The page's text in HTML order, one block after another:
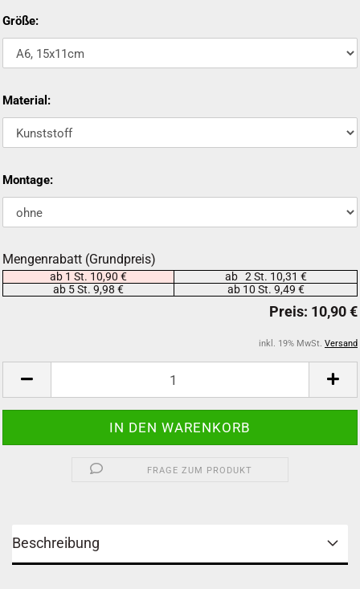
Größe:
Material:
Montage:
Mengenrabatt (Grundpreis)
ab 1 St. 10,90 €
ab 2 St. 10,31 €
ab 5 St. 9,98 €
ab 10 St. 9,49 €
inkl. 19% MwSt. Versand
FRAGE ZUM PRODUKT
Beschreibung